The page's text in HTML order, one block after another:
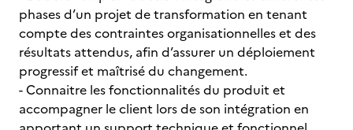
phases d’un projet de transformation en tenant
compte des contraintes organisationnelles et des
résultats attendus, afin d’assurer un déploiement
progressif et maîtrisé du changement.
- Connaitre les fonctionnalités du produit et
accompagner le client lors de son intégration en